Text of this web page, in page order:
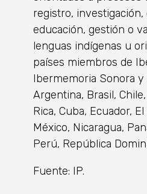
registro, investigación,
educación, gestión o
lenguas indígenas u
países miembros de
Ibermemoria Sonora y
Argentina, Brasil,
Rica, Cuba, Ecuador,
México, Nicaragua,
Perú, República
Fuente: IP.